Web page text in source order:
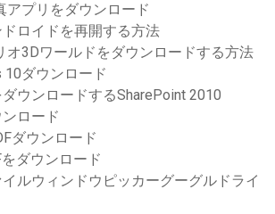
アプリをダウンロード
ロイドを再開する方法
オ3Dワールドをダウンロードする方法
ダウンロード
ウンロードするSharePoint 2010
ロード
ダウンロード
ダウンロード
ルウィンドウピッカーグーグルドライ